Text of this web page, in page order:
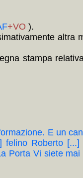
+VO ).
altra
stampa
E un
felino Roberto [...]
Porta Vi siete